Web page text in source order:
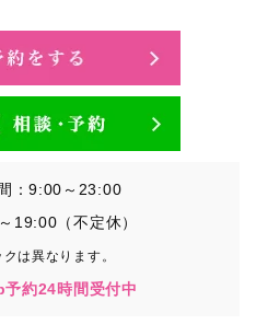
：9:00～23:00
19:00（不定休）
は異なります。
約24時間受付中